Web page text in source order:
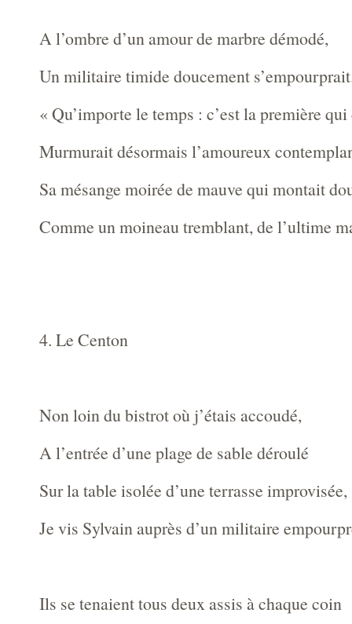
A l’ombre d’un amour de marbre démodé,
Un militaire timide doucement
« Qu’importe le temps : c’est la première
Murmurait désormais l’amoureux
Sa mésange moirée de mauve qui montait
Comme un moineau tremblant, de l’ultime
4. Le Centon
Non loin du bistrot où j’étais accoudé,
A l’entrée d’une plage de sable déroulé
Sur la table isolée d’une terrasse improvisée,
Je vis Sylvain auprès d’un militaire
Ils se tenaient tous deux assis à chaque coin